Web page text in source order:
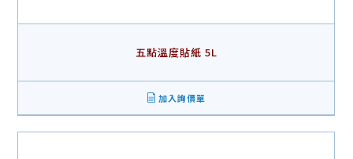
五點溫度貼紙 5L
加入詢價單